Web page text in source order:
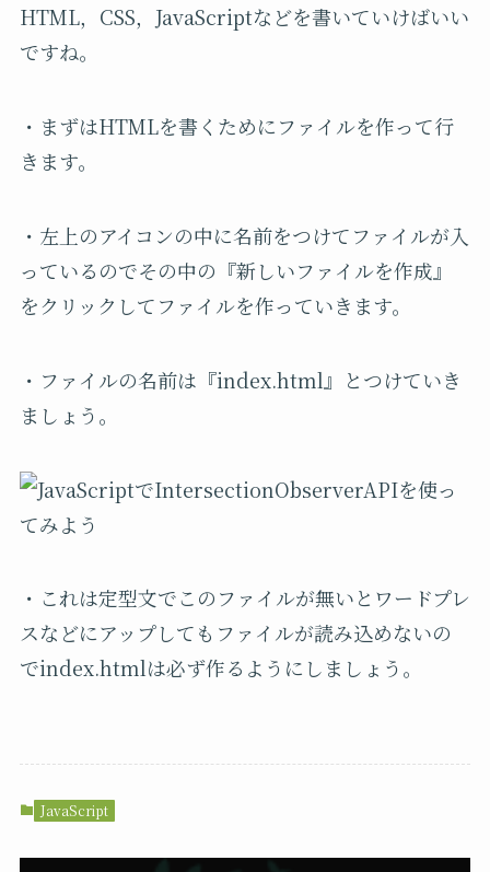
HTML，CSS，JavaScriptなどを書いていけばいい
ですね。
・まずはHTMLを書くためにファイルを作って行
きます。
・左上のアイコンの中に名前をつけてファイルが入
っているのでその中の『新しいファイルを作成』
をクリックしてファイルを作っていきます。
・ファイルの名前は『index.html』とつけていき
ましょう。
・これは定型文でこのファイルが無いとワードプレ
スなどにアップしてもファイルが読み込めないの
でindex.htmlは必ず作るようにしましょう。
JavaScript